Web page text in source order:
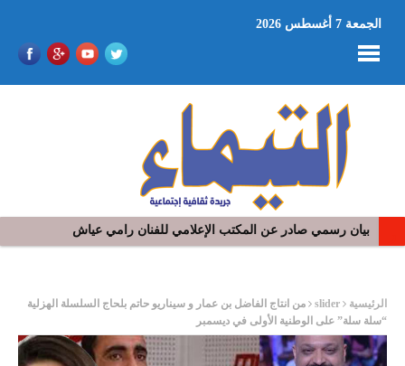
الجمعة 7 أغسطس 2026
بيان رسمي صادر عن المكتب الإعلامي للفنان رامي عياش
الرئيسية slider
من انتاج الفاضل بن عمار و سيناريو حاتم بلحاج السلسلة الهزلية
“سلة سلة” على الوطنية الأولى في ديسمبر